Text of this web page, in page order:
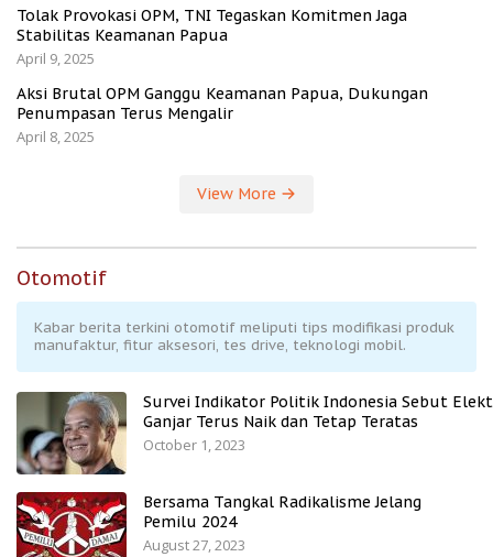
Tolak Provokasi OPM, TNI Tegaskan Komitmen Jaga
Stabilitas Keamanan Papua
April 9, 2025
Aksi Brutal OPM Ganggu Keamanan Papua, Dukungan
Penumpasan Terus Mengalir
April 8, 2025
View More
Otomotif
Kabar berita terkini otomotif meliputi tips modifikasi produk
manufaktur, fitur aksesori, tes drive, teknologi mobil.
Survei Indikator Politik Indonesia Sebut
Ganjar Terus Naik dan Tetap Teratas
October 1, 2023
Bersama Tangkal Radikalisme Jelang
Pemilu 2024
August 27, 2023